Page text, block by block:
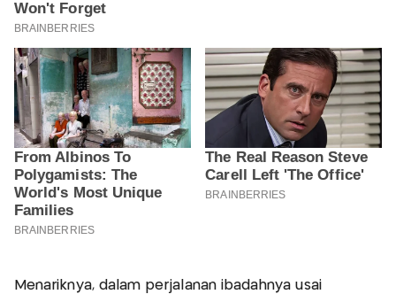
Menariknya, dalam perjalanan ibadahnya usai